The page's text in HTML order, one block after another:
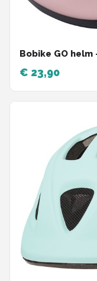
Bobike GO helm
€ 23,90